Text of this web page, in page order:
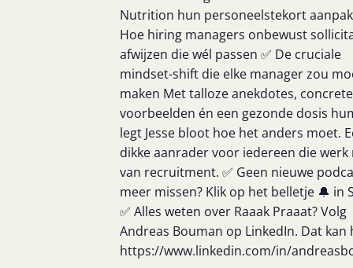
Nutrition hun personeelstekort
Hoe hiring managers onbewust
afwijzen die wél passen ✅ De cruciale
mindset-shift die elke manager zou
maken Met talloze anekdotes, concrete
voorbeelden én een gezonde dosis
legt Jesse bloot hoe het anders moet.
dikke aanrader voor iedereen die werk
van recruitment. ✅ Geen nieuwe
meer missen? Klik op het belletje 🔔 in
✅ Alles weten over Raaak Praaat? Volg
Andreas Bouman op LinkedIn. Dat kan
https://www.linkedin.com/in/